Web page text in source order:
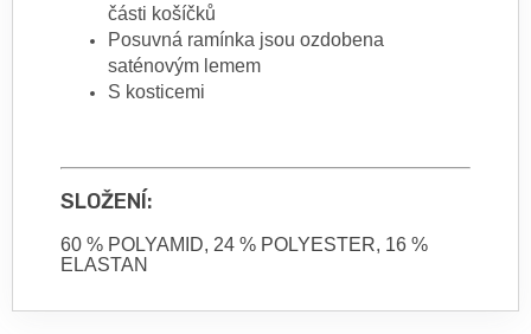
části košíčků
Posuvná ramínka jsou ozdobena
saténovým lemem
S kosticemi
SLOŽENÍ:
60 % POLYAMID, 24 % POLYESTER, 16 %
ELASTAN